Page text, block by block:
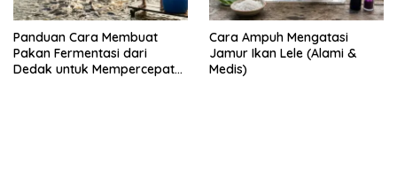
Panduan Cara Membuat
Pakan Fermentasi dari
Dedak untuk Mempercepat
Cara Ampuh Mengatasi
Jamur Ikan Lele (Alami &
Medis)